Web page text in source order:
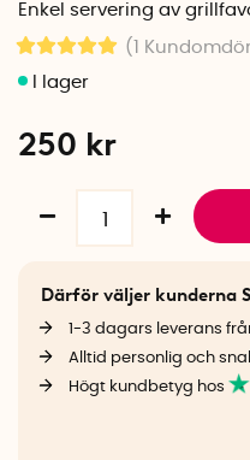
Enkel servering av
(1
250 kr
Därför väljer kunderna
1-3 dagars leverans
Alltid personlig och
Högt kundbetyg hos